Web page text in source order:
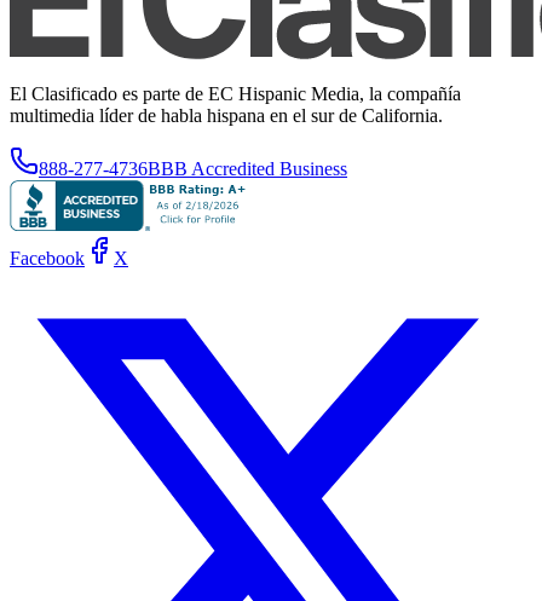
El Clasificado es parte de EC Hispanic Media, la compañía
multimedia líder de habla hispana en el sur de California.
888-277-4736BBB Accredited Business
Facebook X